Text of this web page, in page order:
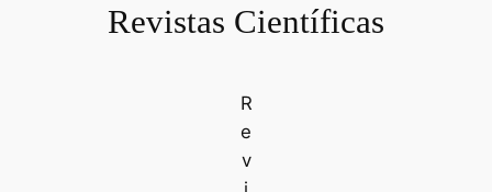
Revistas Científicas
R
e
v